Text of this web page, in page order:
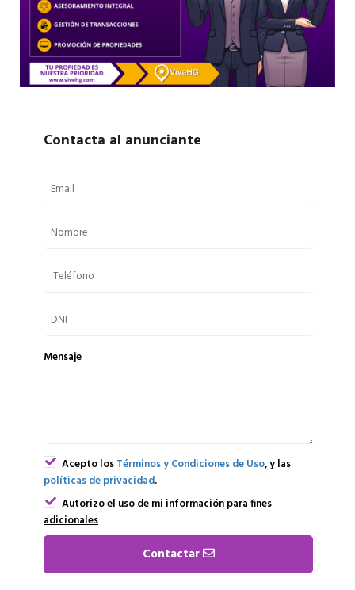
Contacta al anunciante
Mensaje
Acepto losTérminos y Condiciones de Uso, y las
políticas de privacidad.
Autorizo el uso de mi información parafines
adicionales
Contactar